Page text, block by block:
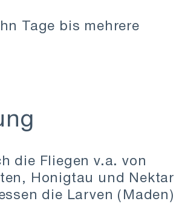
Tage bis mehrere
die Fliegen v.a. von
Honigtau und Nektar
die Larven (Maden)